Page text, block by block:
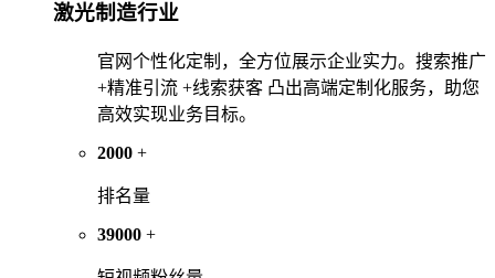
激光制造行业
官网个性化定制，全方位展示企业实力。搜索推广
+精准引流 +线索获客 凸出高端定制化服务，助您
高效实现业务目标。
2000 +
排名量
39000 +